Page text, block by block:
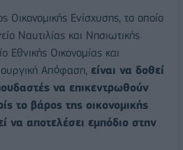
Ενίσχυσης, το οποίο
Ναυτιλίας και Νησιωτικής
Εθνικής Οικονομίας και
Απόφαση, είναι να δοθεί
να επικεντρωθούν
το βάρος της οικονομικής
να αποτελέσει εμπόδιο στην